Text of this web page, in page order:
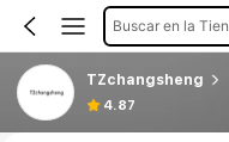
Buscar en la
TZchangsheng
4.87